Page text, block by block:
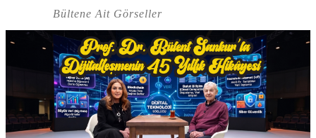
Bültene Ait Görseller